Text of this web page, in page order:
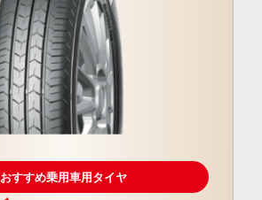
おすすめ乗用車用タイヤ